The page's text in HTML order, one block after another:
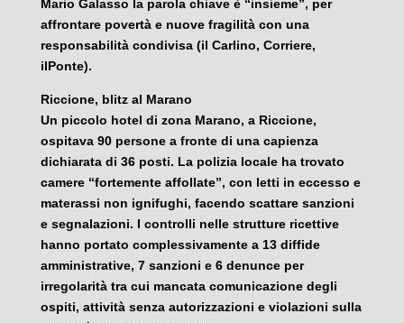
Mario Galasso la parola chiave è “insieme”, per
affrontare povertà e nuove fragilità con una
responsabilità condivisa (il Carlino, Corriere,
ilPonte).
Riccione, blitz al Marano
Un piccolo hotel di zona Marano, a Riccione,
ospitava 90 persone a fronte di una capienza
dichiarata di 36 posti. La polizia locale ha trovato
camere “fortemente affollate”, con letti in eccesso e
materassi non ignifughi, facendo scattare sanzioni
e segnalazioni. I controlli nelle strutture ricettive
hanno portato complessivamente a 13 diffide
amministrative, 7 sanzioni e 6 denunce per
irregolarità tra cui mancata comunicazione degli
ospiti, attività senza autorizzazioni e violazioni sulla